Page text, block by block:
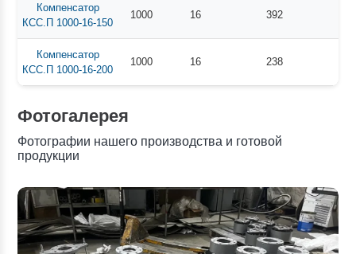
Компенсатор
КСС.П 1000-16-150
1000 16 392
Компенсатор
КСС.П 1000-16-200
1000 16 238
Фотогалерея
Фотографии нашего производства и готовой
продукции